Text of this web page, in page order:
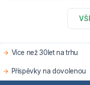
Více než 30let na trhu
Příspěvky na dovolenou